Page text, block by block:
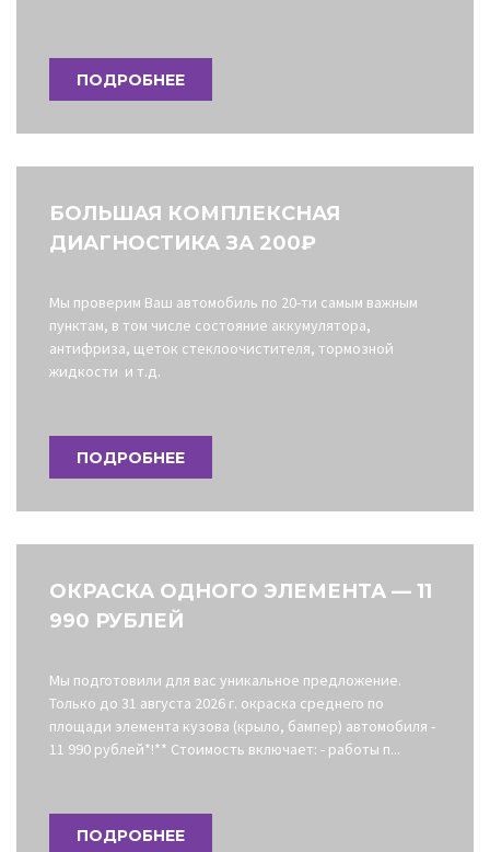
ПОДРОБНЕЕ
БОЛЬШАЯ КОМПЛЕКСНАЯ
ДИАГНОСТИКА ЗА 200₽
Мы проверим Ваш автомобиль по 20-ти самым важным
пунктам, в том числе состояние аккумулятора,
антифриза, щеток стеклоочистителя, тормозной
жидкости и т.д.
ПОДРОБНЕЕ
ОКРАСКА ОДНОГО ЭЛЕМЕНТА — 11
990 РУБЛЕЙ
Мы подготовили для вас уникальное предложение.
Только до 31 августа 2026 г. окраска среднего по
площади элемента кузова (крыло, бампер) автомобиля -
11 990 рублей*!** Стоимость включает: - работы п...
ПОДРОБНЕЕ